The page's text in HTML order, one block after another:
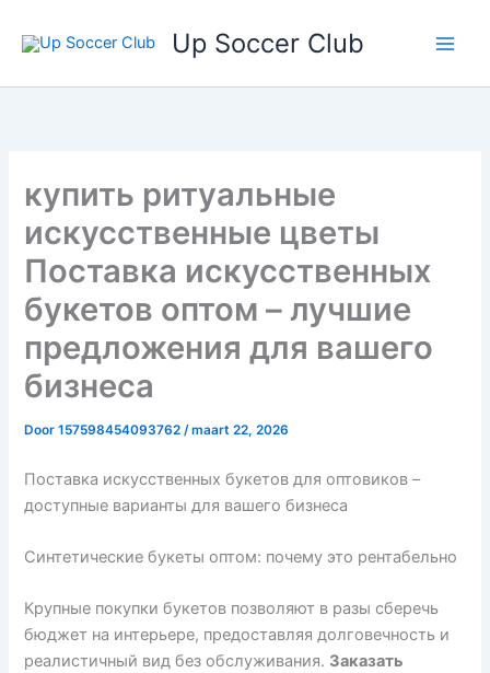
naar
inhoud
Up Soccer Club
купить ритуальные
искусственные цветы
Поставка искусственных
букетов оптом – лучшие
предложения для вашего
бизнеса
Door157598454093762/maart 22, 2026
Поставка искусственных букетов для оптовиков –
доступные варианты для вашего бизнеса
Синтетические букеты оптом: почему это рентабельно
Крупные покупки букетов позволяют в разы сберечь
бюджет на интерьере, предоставляя долговечность и
реалистичный вид без обслуживания. Заказать